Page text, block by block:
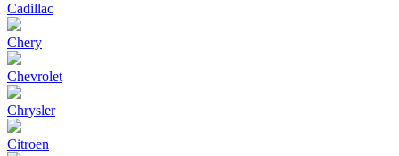
Cadillac
Chery
Chevrolet
Chrysler
Citroen